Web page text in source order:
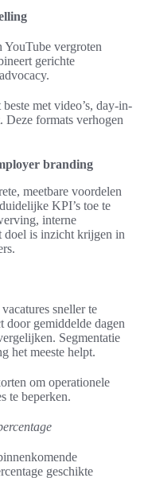
vergroten
gerichte
met video’s, day-in-
Deze formats verhogen
branding
meetbare voordelen
KPI’s toe te
interne
doel is inzicht krijgen in
sneller te
door gemiddelde dagen
Segmentatie
het meeste helpt.
om operationele
te beperken.
geschikte